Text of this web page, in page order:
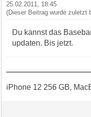
25.02.2011, 18:45
(Dieser Beitrag wurde zuletzt
Du kannst das
updaten. Bis jetzt.
iPhone 12 256 GB,